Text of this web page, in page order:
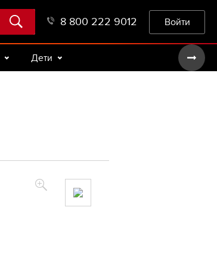
8 800 222 9012 Войти
Дети